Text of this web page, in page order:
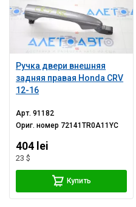
Ручка двери внешняя
задняя правая Honda CRV
12-16
Арт.91182
Ориг. номер 72141TR0A11YC
404 lei
23 $
Купить